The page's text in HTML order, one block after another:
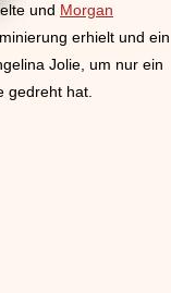
und Morgan
erhielt und ein
Jolie, um nur ein
gedreht hat.